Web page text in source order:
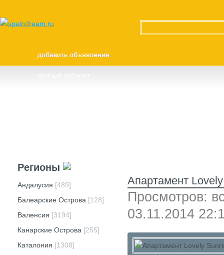
добавить объявление
Регионы
Андалусия [489]
Балеарские Острова [128]
Валенсия [3194]
Канарские Острова [255]
Каталония [1308]
Апартамент
Просмотров:
03.11.2014